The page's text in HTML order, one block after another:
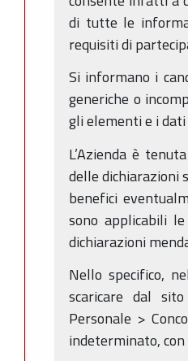
di tutte le
requisiti di
Si informano i
generiche o
gli elementi e i
L’Azienda è
delle dichiarazioni
benefici
sono applicabili
dichiarazioni
Nello specifico,
scaricare dal
Personale >
indeterminato,